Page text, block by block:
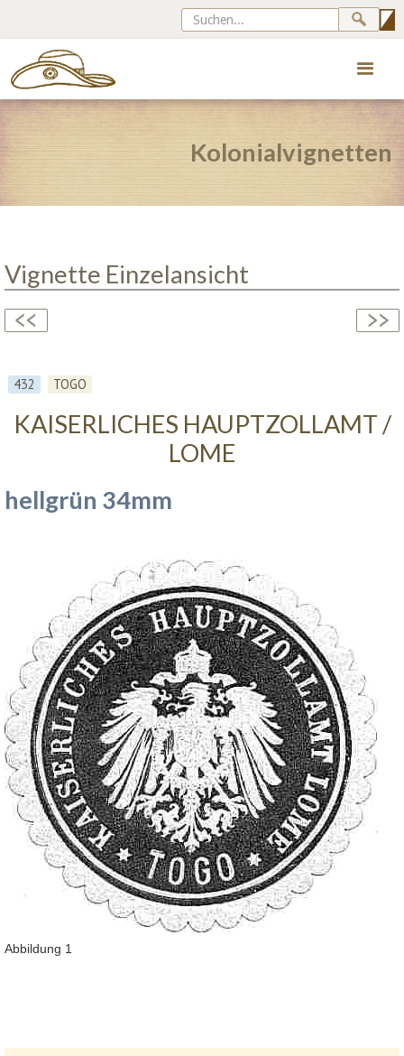
Kolonialvignetten
Vignette Einzelansicht
432 TOGO
KAISERLICHES HAUPTZOLLAMT /
LOME
hellgrün 34mm
Abbildung 1